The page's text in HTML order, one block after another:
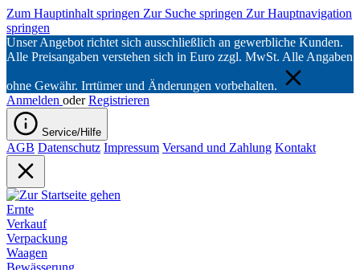
Zum Hauptinhalt springen Zur Suche springen Zur Hauptnavigation
springen
Unser Angebot richtet sich ausschließlich an gewerbliche Kunden.
Alle Preisangaben verstehen sich in Euro zzgl. MwSt. Alle Angaben
ohne Gewähr. Irrtümer und Änderungen vorbehalten.
Anmelden oder Registrieren
Service/Hilfe
AGB Datenschutz Impressum Versand und Zahlung Kontakt
Ernte
Verkauf
Verpackung
Waagen
Bewässerung